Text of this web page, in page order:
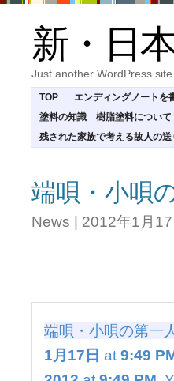
新・日
Just another WordPress site
TOP エンディングノートを
塗料の知識 樹脂塗料について
残された家族で考える故人の送
端唄・小唄
News | 2012年1月17
端唄・小唄の第
1月17日 at 9:49